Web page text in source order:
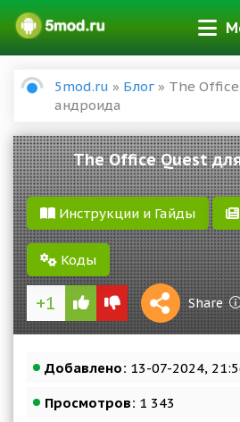
5mod.ru » Блог » The
андроида
The Office Quest
Инструкции и Гайды
Коды
+1 Share
Reward
1 S
Добавлено: 13-07-2024,
Просмотров: 1 343